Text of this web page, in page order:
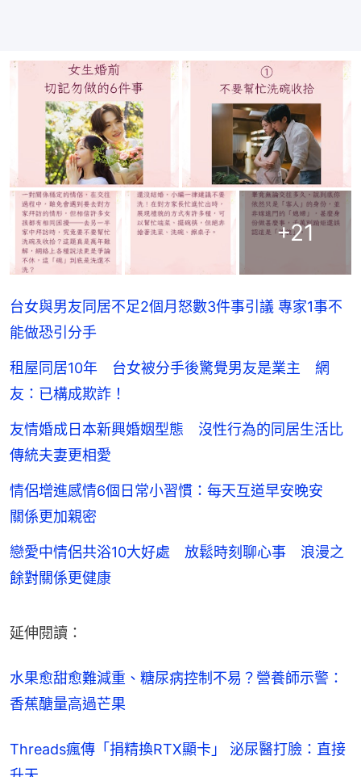
+21
台女與男友同居不足2個月怒數3件事引議 專家1事不
能做恐引分手
租屋同居10年 台女被分手後驚覺男友是業主 網
友：已構成欺詐！
友情婚成日本新興婚姻型態 沒性行為的同居生活比
傳統夫妻更相愛
情侶增進感情6個日常小習慣：每天互道早安晚安
關係更加親密
戀愛中情侶共浴10大好處 放鬆時刻聊心事 浪漫之
餘對關係更健康
延伸閱讀：
水果愈甜愈難減重、糖尿病控制不易？營養師示警：
香蕉醣量高過芒果
Threads瘋傳「捐精換RTX顯卡」 泌尿醫打臉：直接